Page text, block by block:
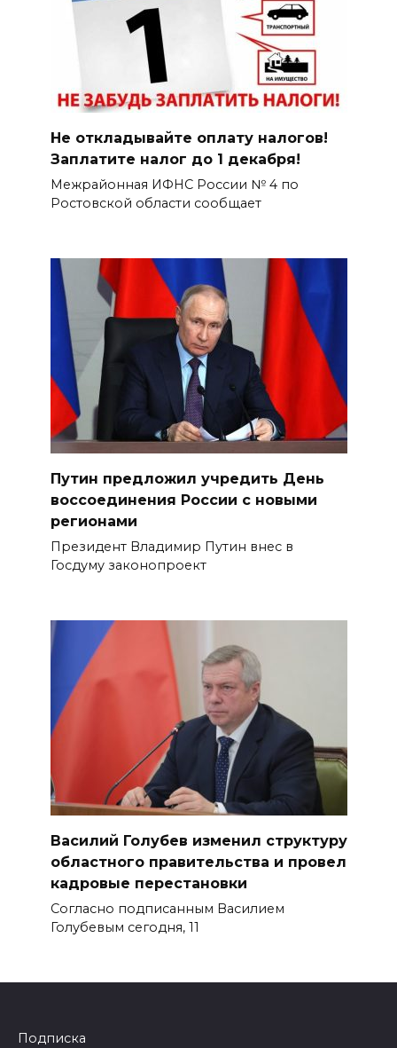
Не откладывайте оплату налогов!
Заплатите налог до 1 декабря!
Межрайонная ИФНС России № 4 по
Ростовской области сообщает
Путин предложил учредить День
воссоединения России с новыми
регионами
Президент Владимир Путин внес в
Госдуму законопроект
Василий Голубев изменил структуру
областного правительства и провел
кадровые перестановки
Согласно подписанным Василием
Голубевым сегодня, 11
Подписка